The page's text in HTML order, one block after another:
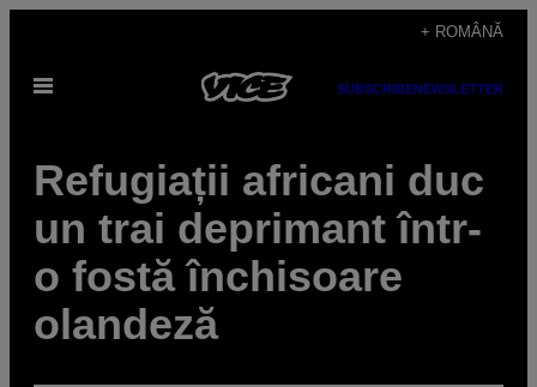
content
+ ROMÂNĂ
Open
SUBSCRIBENEWSLETTER
Refugiații africani duc
un trai deprimant într-
o fostă închisoare
olandeză